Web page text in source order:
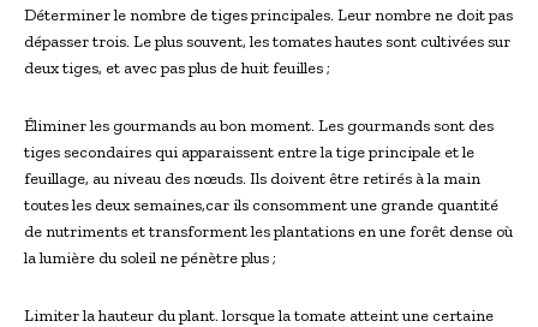
Déterminer le nombre de tiges principales. Leur nombre ne doit pas
dépasser trois. Le plus souvent, les tomates hautes sont cultivées sur
deux tiges, et avec pas plus de huit feuilles ;
Éliminer les gourmands au bon moment. Les gourmands sont des
tiges secondaires qui apparaissent entre la tige principale et le
feuillage, au niveau des nœuds. Ils doivent être retirés à la main
toutes les deux semaines,car ils consomment une grande quantité
de nutriments et transforment les plantations en une forêt dense où
la lumière du soleil ne pénètre plus ;
Limiter la hauteur du plant. lorsque la tomate atteint une certaine